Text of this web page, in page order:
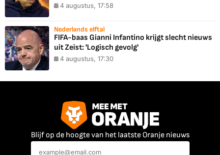
4 augustus, 17:58
Nederlands elftal
FIFA-baas Gianni Infantino krijgt slecht nieuws
uit Zeist: 'Logisch gevolg'
4 augustus, 17:30
Blijf op de hoogte van het laatste Oranje nieuws